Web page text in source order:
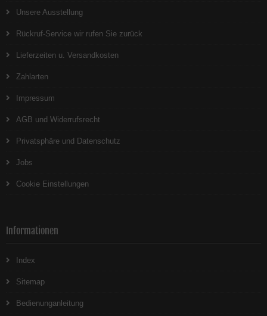
Unsere Ausstellung
Rückruf-Service wir rufen Sie zurück
Lieferzeiten u. Versandkosten
Zahlarten
Impressum
AGB und Widerrufsrecht
Privatsphäre und Datenschutz
Jobs
Cookie Einstellungen
Informationen
Index
Sitemap
Bedienunganleitung